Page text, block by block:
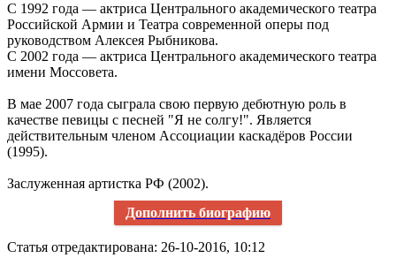
С 1992 года — актриса Центрального академического театра
Российской Армии и Театра современной оперы под
руководством Алексея Рыбникова.
С 2002 года — актриса Центрального академического театра
имени Моссовета.
В мае 2007 года сыграла свою первую дебютную роль в
качестве певицы с песней "Я не солгу!". Является
действительным членом Ассоциации каскадёров России
(1995).
Заслуженная артистка РФ (2002).
Дополнить биографию
Статья отредактирована: 26-10-2016, 10:12